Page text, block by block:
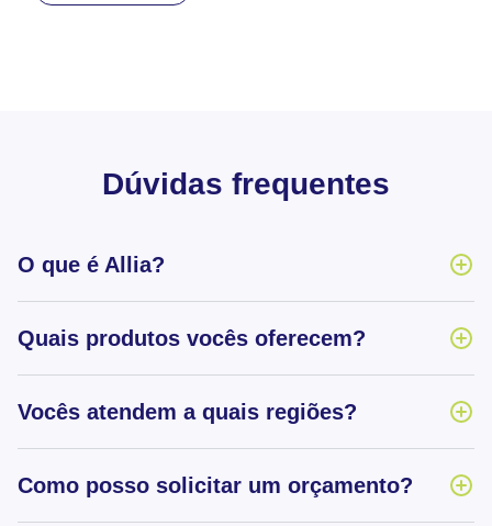
Dúvidas frequentes
O que é Allia?
Quais produtos vocês oferecem?
Vocês atendem a quais regiões?
Como posso solicitar um orçamento?